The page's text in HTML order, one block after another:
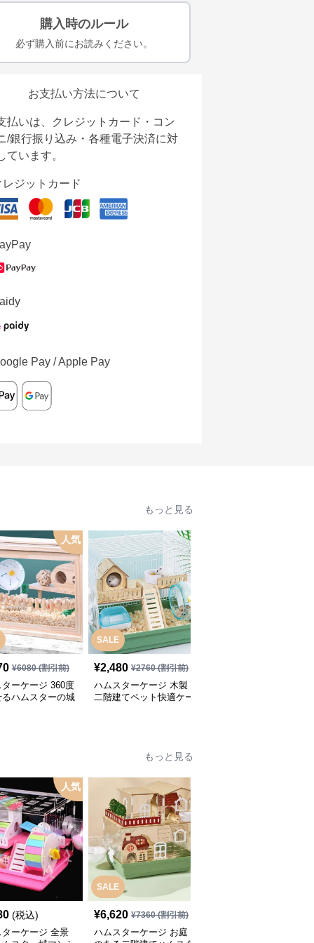
購入時のルール
必ず購入前にお読みください。
お支払い方法について
払いは、クレジットカード・コン
/銀行振り込み・各種電子決済に対
ています。
レジットカード
Pay / Apple Pay
もっと見る
人気
¥6080(割引前)
ーケージ 360度
るハムスターの城
SALE
¥2,480 ¥2760(割引前)
ハムスターケージ 木製
二階建てペット快適ケー
もっと見る
人気
(税込)
ターケージ 全景
SALE
¥6,620 ¥7360(割引前)
ハムスターケージ お庭